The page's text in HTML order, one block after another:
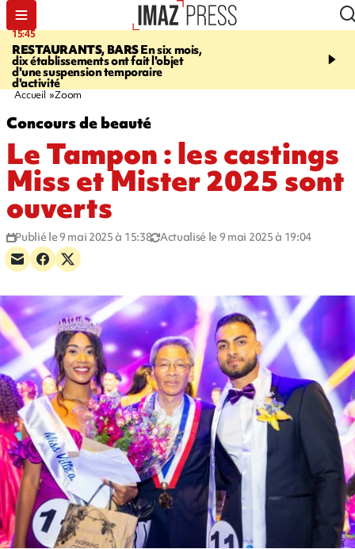
15:45
RESTAURANTS, BARSEn six mois,
dix établissements ont fait l'objet
d'une suspension temporaire
d'activité
17:17
Angeles, un homme vit
Accueil Zoom
Concours de beauté
Le Tampon : les castings
Miss et Mister 2025 sont
ouverts
Publié le 9 mai 2025 à 15:38 Actualisé le 9 mai 2025 à 19:04